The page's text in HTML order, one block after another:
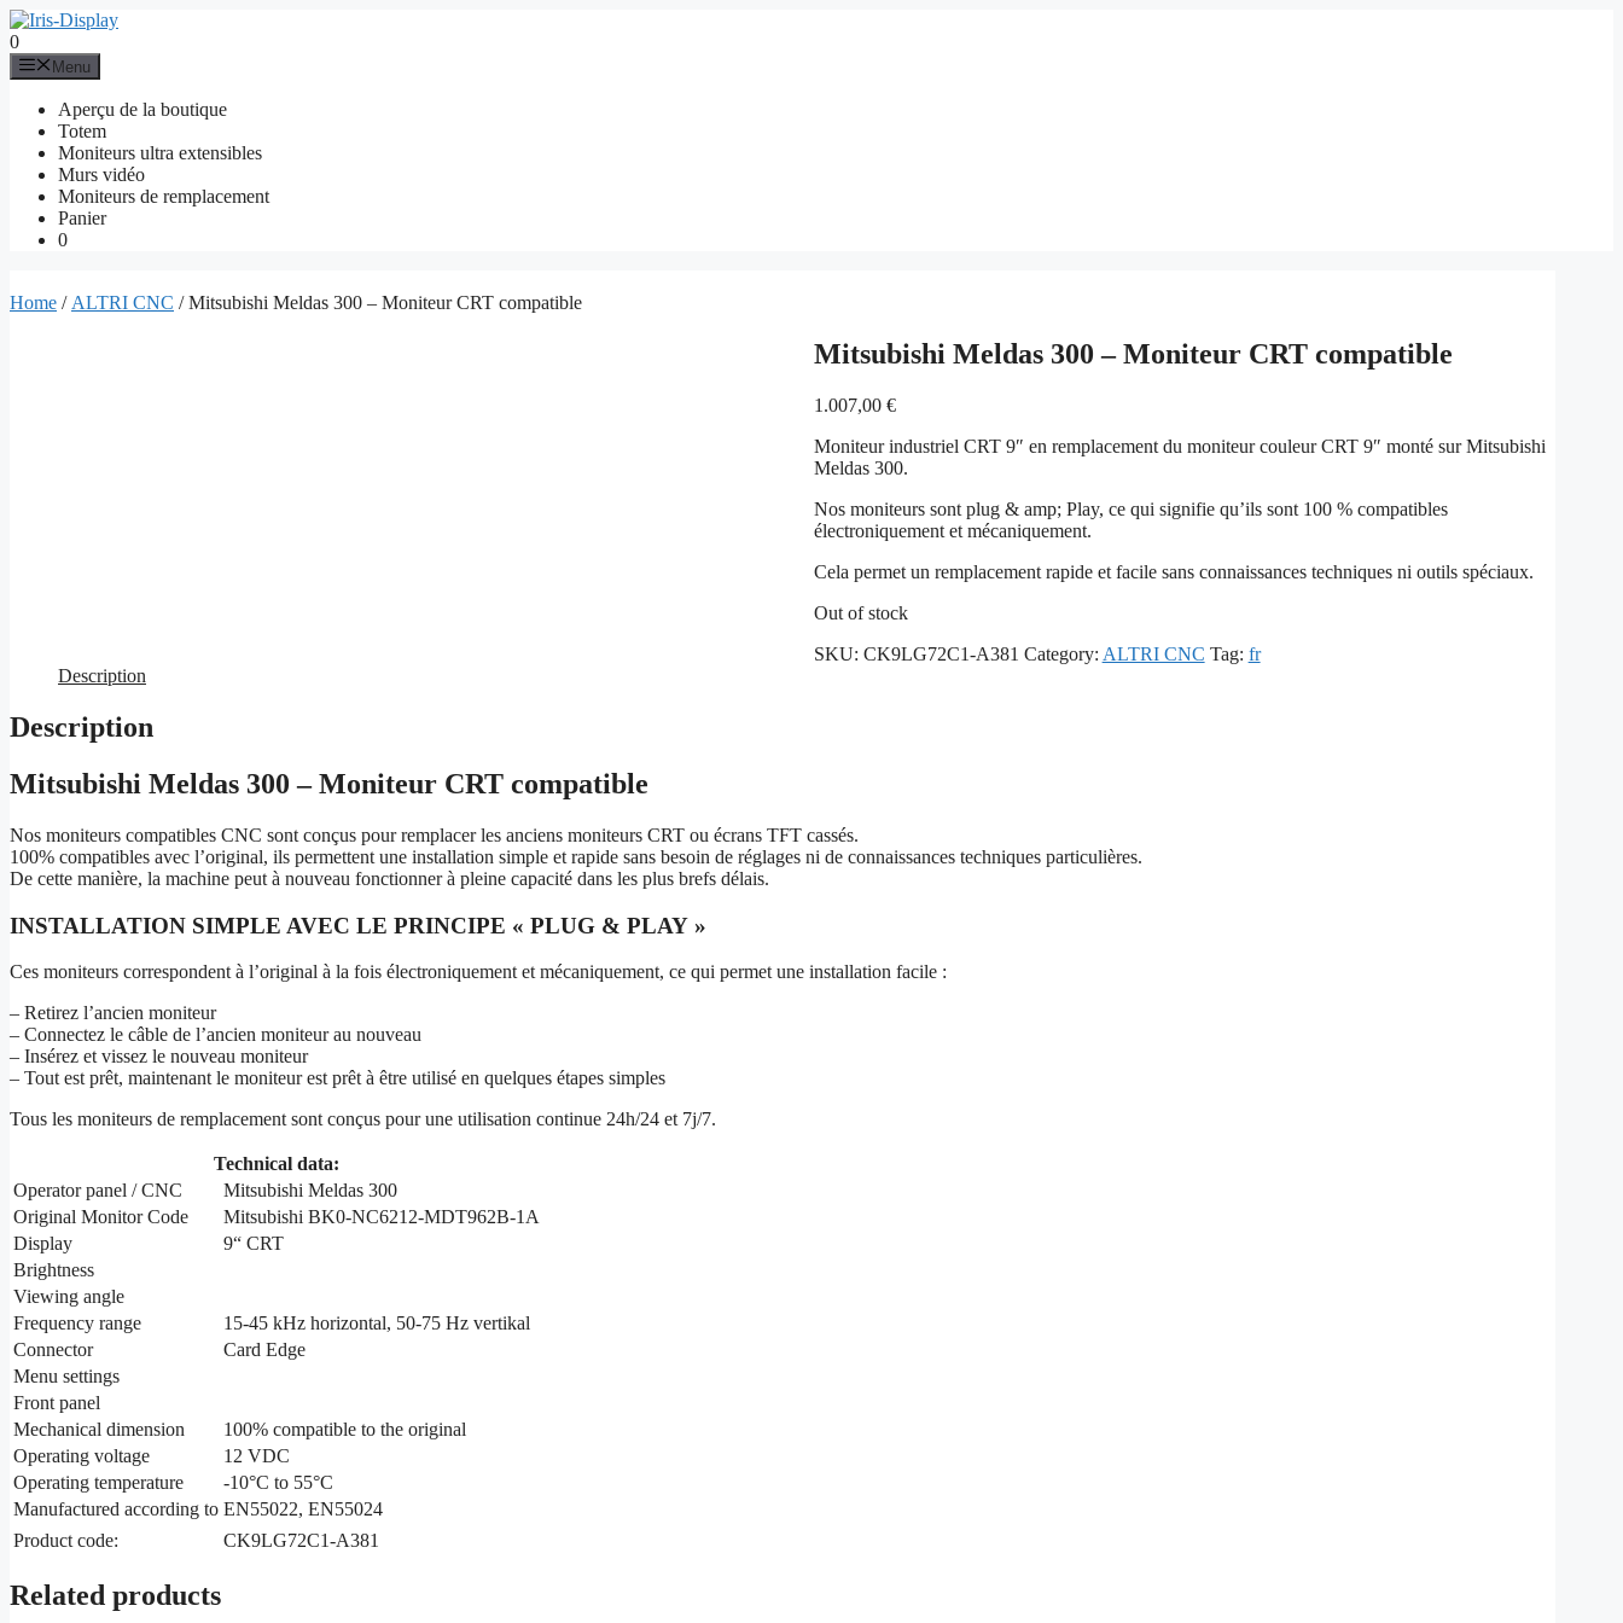
Aller
au
contenu
0
Menu
Aperçu de la boutique
Totem
Moniteurs ultra extensibles
Murs vidéo
Moniteurs de remplacement
Panier
0
Home / ALTRI CNC / Mitsubishi Meldas 300 – Moniteur CRT compatible
Mitsubishi Meldas 300 – Moniteur CRT compatible
1.007,00 €
Moniteur industriel CRT 9″ en remplacement du moniteur couleur CRT 9″ monté sur Mitsubishi
Meldas 300.
Nos moniteurs sont plug & amp; Play, ce qui signifie qu’ils sont 100 % compatibles
électroniquement et mécaniquement.
Cela permet un remplacement rapide et facile sans connaissances techniques ni outils spéciaux.
Out of stock
SKU: CK9LG72C1-A381 Category: ALTRI CNC Tag: fr
Description
Description
Mitsubishi Meldas 300 – Moniteur CRT compatible
Nos moniteurs compatibles CNC sont conçus pour remplacer les anciens moniteurs CRT ou écrans TFT cassés.
100% compatibles avec l’original, ils permettent une installation simple et rapide sans besoin de réglages ni de connaissances techniques particulières.
De cette manière, la machine peut à nouveau fonctionner à pleine capacité dans les plus brefs délais.
INSTALLATION SIMPLE AVEC LE PRINCIPE « PLUG & PLAY »
Ces moniteurs correspondent à l’original à la fois électroniquement et mécaniquement, ce qui permet une installation facile :
– Retirez l’ancien moniteur
– Connectez le câble de l’ancien moniteur au nouveau
– Insérez et vissez le nouveau moniteur
– Tout est prêt, maintenant le moniteur est prêt à être utilisé en quelques étapes simples
Tous les moniteurs de remplacement sont conçus pour une utilisation continue 24h/24 et 7j/7.
Technical data:
Operator panel / CNC
Mitsubishi Meldas 300
Original Monitor Code
Mitsubishi BK0-NC6212-MDT962B-1A
Display
9“ CRT
Brightness
Viewing angle
Frequency range
15-45 kHz horizontal, 50-75 Hz vertikal
Connector
Card Edge
Menu settings
Front panel
Mechanical dimension
100% compatible to the original
Operating voltage
12 VDC
Operating temperature
-10°C to 55°C
Manufactured according to EN55022, EN55024
Product code:
CK9LG72C1-A381
Related products